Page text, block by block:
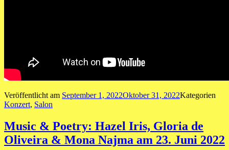
Veröffentlicht am September 1, 2022Oktober 31, 2022Kategorien
Konzert, Salon
Music & Poetry: Hazel Iris, Gloria de
Oliveira & Mona Najma am 23. Juni 2022